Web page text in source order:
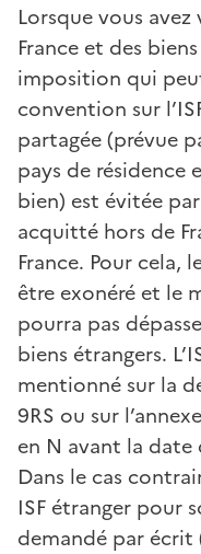
Lorsque vous
France et des
imposition qui
convention sur
partagée (prévue
pays de résidence
bien) est évitée
acquitté hors de
France. Pour cela,
être exonéré et le
pourra pas
biens étrangers.
mentionné sur la
9RS ou sur
en N avant la
Dans le cas
ISF étranger pour
demandé par écrit